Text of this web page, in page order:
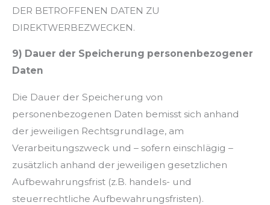
DER BETROFFENEN DATEN ZU
DIREKTWERBEZWECKEN.
9) Dauer der Speicherung personenbezogener
Daten
Die Dauer der Speicherung von
personenbezogenen Daten bemisst sich anhand
der jeweiligen Rechtsgrundlage, am
Verarbeitungszweck und – sofern einschlägig –
zusätzlich anhand der jeweiligen gesetzlichen
Aufbewahrungsfrist (z.B. handels- und
steuerrechtliche Aufbewahrungsfristen).